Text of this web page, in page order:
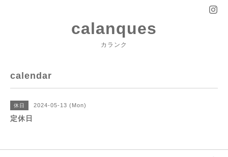
calanques
カランク
calendar
休日 2024-05-13 (Mon)
定休日